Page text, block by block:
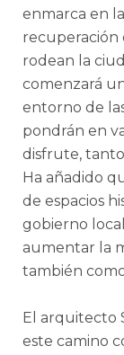
enmarca en
recuperación
rodean la
comenzará
entorno de
pondrán en
disfrute,
Ha añadido
de espacios
gobierno
aumentar la
también
El arquitecto
este camino